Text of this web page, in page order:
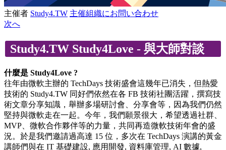
主催者 Study4.TW 主催組織にお問い合わせ
次へ
Study4.TW Study4Love - 與大師對談
什麼是 Study4Love ?
往年由微軟主辦的 TechDays 技術盛會這幾年已消失，但熱愛
技術的 Study4.TW 同好們依然在各 FB 技術社團活躍，撰寫技
術文章分享知識，舉辦多場研討會、分享會等，因為我們仍然
堅持與微軟走在一起。今年，我們願景很大，希望透過社群、
MVP、微軟合作夥伴等的力量，共同再造微軟技術年會的盛
況。於是我們邀請過高達 15 位，多次在 TechDays 演講的黃金
講師們與在 IT 基礎建設, 應用開發, 資料庫管理, AI 數據,